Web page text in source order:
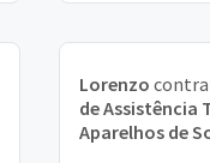
Lorenzo
de Assistência
Aparelhos de